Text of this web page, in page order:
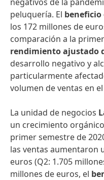
peluquería. El
los 172 millones de
comparación a la
rendimiento ajustado
desarrollo negativo y
particularmente
volumen de ventas en
La unidad de negocios
un crecimiento
primer semestre de
las ventas aumentaron
euros (Q2: 1.705
millones de euros, el